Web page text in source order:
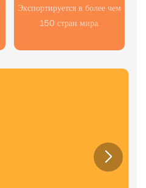
Экспортируется в более чем
150 стран мира.